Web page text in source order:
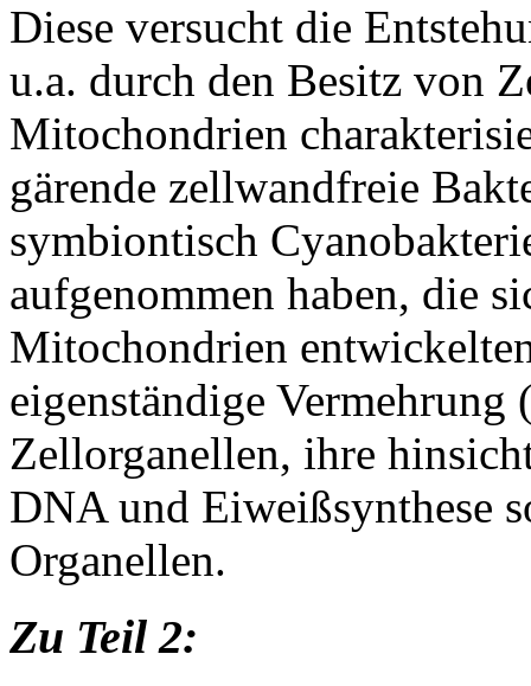
Diese versucht die
u.a. durch den Besitz von
Mitochondrien
gärende zellwandfreie
symbiontisch
aufgenommen haben, die
Mitochondrien
eigenständige
Zellorganellen, ihre
DNA und Eiweißsynthese
Organellen.
Zu Teil 2: